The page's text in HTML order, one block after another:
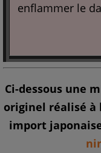
enflammer le
Ci-dessous une
originel réalisé à
import